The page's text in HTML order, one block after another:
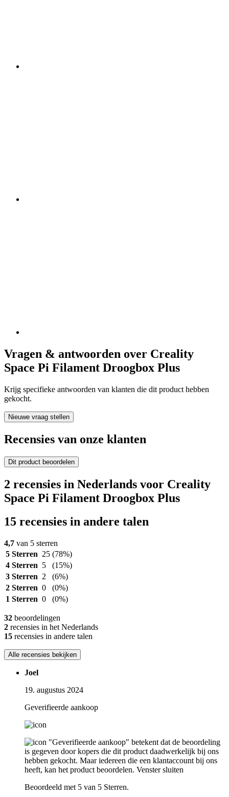
Vragen & antwoorden over Creality
Space Pi Filament Droogbox Plus
Krijg specifieke antwoorden van klanten die dit product hebben
gekocht.
Nieuwe vraag stellen
Recensies van onze klanten
Dit product beoordelen
2 recensies in Nederlands voor Creality
Space Pi Filament Droogbox Plus
15 recensies in andere talen
4,7 van 5 sterren
5 Sterren 25 (78%)
4 Sterren 5
(15%)
3 Sterren 2
(6%)
2 Sterren 0
(0%)
1 Sterren 0 (0%)
32 beoordelingen
2 recensies in het Nederlands
15 recensies in andere talen
Alle recensies bekijken
Joel
19. augustus 2024
Geverifieerde aankoop
"Geverifieerde aankoop" betekent dat de beoordeling
is gegeven door kopers die dit product daadwerkelijk bij ons
hebben gekocht. Maar iedereen die een klantaccount bij ons
heeft, kan het product beoordelen. Venster sluiten
Beoordeeld met 5 van 5 Sterren.